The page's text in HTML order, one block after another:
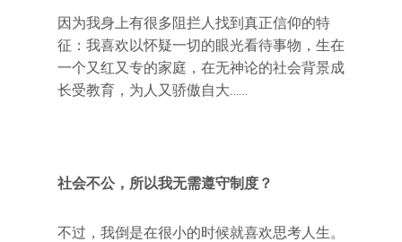
因为我身上有很多阻拦人找到真正信仰的特
征：我喜欢以怀疑一切的眼光看待事物，生在
一个又红又专的家庭，在无神论的社会背景成
长受教育，为人又骄傲自大……
社会不公，所以我无需遵守制度？
不过，我倒是在很小的时候就喜欢思考人生。